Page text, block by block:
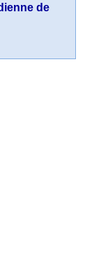
de